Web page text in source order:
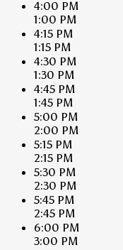
4:00 PM
1:00 PM
4:15 PM
1:15 PM
4:30 PM
1:30 PM
4:45 PM
1:45 PM
5:00 PM
2:00 PM
5:15 PM
2:15 PM
5:30 PM
2:30 PM
5:45 PM
2:45 PM
6:00 PM
3:00 PM